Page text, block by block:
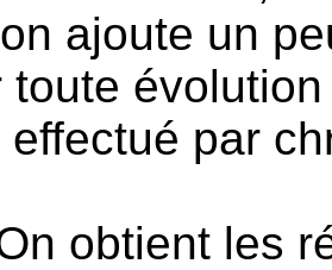
ajoute un
toute
effectué par
obtient les